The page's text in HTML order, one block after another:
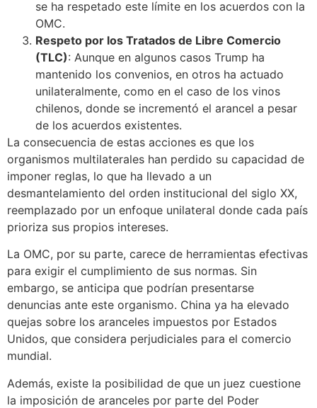
se ha respetado este límite en los acuerdos con la
OMC.
Respeto por los Tratados de Libre Comercio
(TLC): Aunque en algunos casos Trump ha
mantenido los convenios, en otros ha actuado
unilateralmente, como en el caso de los vinos
chilenos, donde se incrementó el arancel a pesar
de los acuerdos existentes.
La consecuencia de estas acciones es que los
organismos multilaterales han perdido su capacidad de
imponer reglas, lo que ha llevado a un
desmantelamiento del orden institucional del siglo XX,
reemplazado por un enfoque unilateral donde cada país
prioriza sus propios intereses.
La OMC, por su parte, carece de herramientas efectivas
para exigir el cumplimiento de sus normas. Sin
embargo, se anticipa que podrían presentarse
denuncias ante este organismo. China ya ha elevado
quejas sobre los aranceles impuestos por Estados
Unidos, que considera perjudiciales para el comercio
mundial.
Además, existe la posibilidad de que un juez cuestione
la imposición de aranceles por parte del Poder